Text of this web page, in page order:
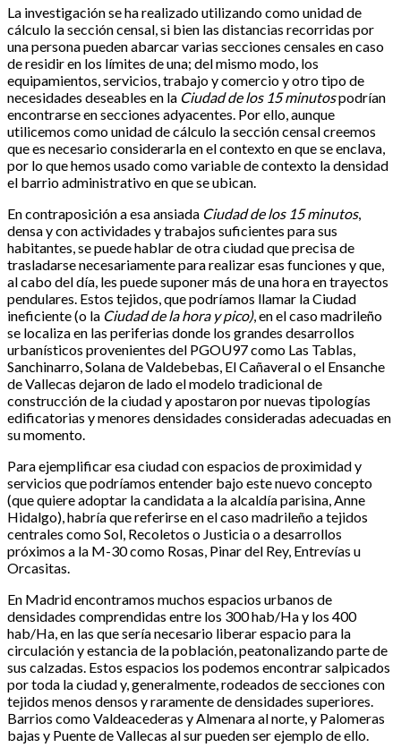
La investigación se ha realizado utilizando como unidad de
cálculo la sección censal, si bien las distancias recorridas por
una persona pueden abarcar varias secciones censales en caso
de residir en los límites de una; del mismo modo, los
equipamientos, servicios, trabajo y comercio y otro tipo de
necesidades deseables en la Ciudad de los 15 minutospodrían
encontrarse en secciones adyacentes. Por ello, aunque
utilicemos como unidad de cálculo la sección censal creemos
que es necesario considerarla en el contexto en que se enclava,
por lo que hemos usado como variable de contexto la densidad
el barrio administrativo en que se ubican.
En contraposición a esa ansiada Ciudad de los 15 minutos,
densa y con actividades y trabajos suficientes para sus
habitantes, se puede hablar de otra ciudad que precisa de
trasladarse necesariamente para realizar esas funciones y que,
al cabo del día, les puede suponer más de una hora en trayectos
pendulares. Estos tejidos, que podríamos llamar la Ciudad
ineficiente (o la Ciudad de la hora y pico), en el caso madrileño
se localiza en las periferias donde los grandes desarrollos
urbanísticos provenientes del PGOU97 como Las Tablas,
Sanchinarro, Solana de Valdebebas, El Cañaveral o el Ensanche
de Vallecas dejaron de lado el modelo tradicional de
construcción de la ciudad y apostaron por nuevas tipologías
edificatorias y menores densidades consideradas adecuadas en
su momento.
Para ejemplificar esa ciudad con espacios de proximidad y
servicios que podríamos entender bajo este nuevo concepto
(que quiere adoptar la candidata a la alcaldía parisina, Anne
Hidalgo), habría que referirse en el caso madrileño a tejidos
centrales como Sol, Recoletos o Justicia o a desarrollos
próximos a la M-30 como Rosas, Pinar del Rey, Entrevías u
Orcasitas.
En Madrid encontramos muchos espacios urbanos de
densidades comprendidas entre los 300 hab/Ha y los 400
hab/Ha, en las que sería necesario liberar espacio para la
circulación y estancia de la población, peatonalizando parte de
sus calzadas. Estos espacios los podemos encontrar salpicados
por toda la ciudad y, generalmente, rodeados de secciones con
tejidos menos densos y raramente de densidades superiores.
Barrios como Valdeacederas y Almenara al norte, y Palomeras
bajas y Puente de Vallecas al sur pueden ser ejemplo de ello.